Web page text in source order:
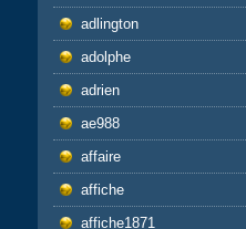
adlington
adolphe
adrien
ae988
affaire
affiche
affiche1871